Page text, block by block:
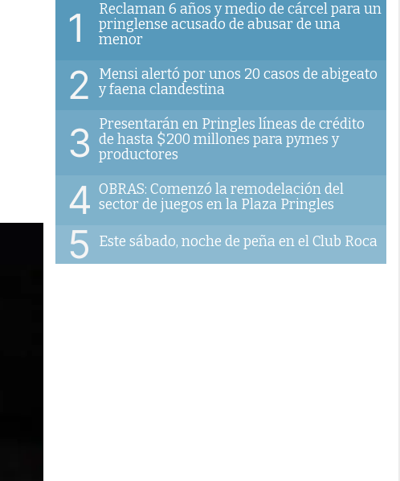
1
Reclaman 6 años y medio de cárcel para un
pringlense acusado de abusar de una
menor
2
Mensi alertó por unos 20 casos de abigeato
y faena clandestina
3
Presentarán en Pringles líneas de crédito
de hasta $200 millones para pymes y
productores
4 OBRAS: Comenzó la remodelación del
sector de juegos en la Plaza Pringles
5 Este sábado, noche de peña en el Club Roca